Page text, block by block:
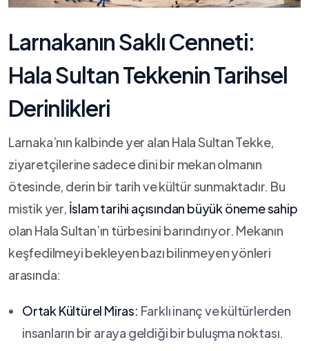
Larnakanın Saklı‌ Cenneti:
Hala Sultan‌ Tekkenin Tarihsel
Derinlikleri
Larnaka’nın kalbinde yer alan Hala Sultan⁢ Tekke,
ziyaretçilerine sadece dini bir mekan olmanın
ötesinde, derin bir tarih ve⁢ kültür sunmaktadır. Bu
mistik ​yer, İslam tarihi açısından büyük ​öneme sahip
olan‍ Hala Sultan’ın türbesini barındırıyor. Mekanın ​
keşfedilmeyi⁤ bekleyen bazı bilinmeyen yönleri
arasında:
Ortak Kültürel Miras: Farklı inanç ve ⁤kültürlerden
insanların bir araya geldiği bir buluşma noktası.